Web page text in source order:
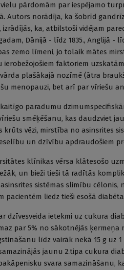
pārdomām par iespējamo
Autors norādīja, ka šobrīd
ka, atbilstoši vidējam
Dānijā - līdz 1835., Anglijā
zemo līmeni, jo tolaik mātes
faktoriem
plašākajā nozīmē (ātra
menopauzi, bet arī par vīriešu
paradumu
smēķēšanu, kas daudzviet
vēzi, mirstība no asinsrites
un dzīvību apdraudošiem
klīnikas vērsa klātesošo
un bieži tieši tā radītās
sistēmas slimību cēlonis,
liedz tieši esošā
dzīvesveida ietekmi uz cukura
par 5% no sākotnējās
līdz vairāk nekā 15 g uz
jaunu 2.tipa cukura
svara samazināšanu,